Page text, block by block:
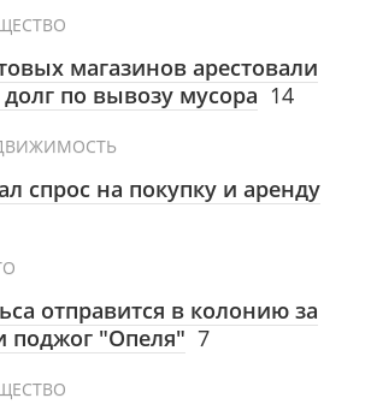
магазинов арестовали
долг по вывозу мусора 14
спрос на покупку и аренду
отправится в колонию за
поджог "Опеля" 7